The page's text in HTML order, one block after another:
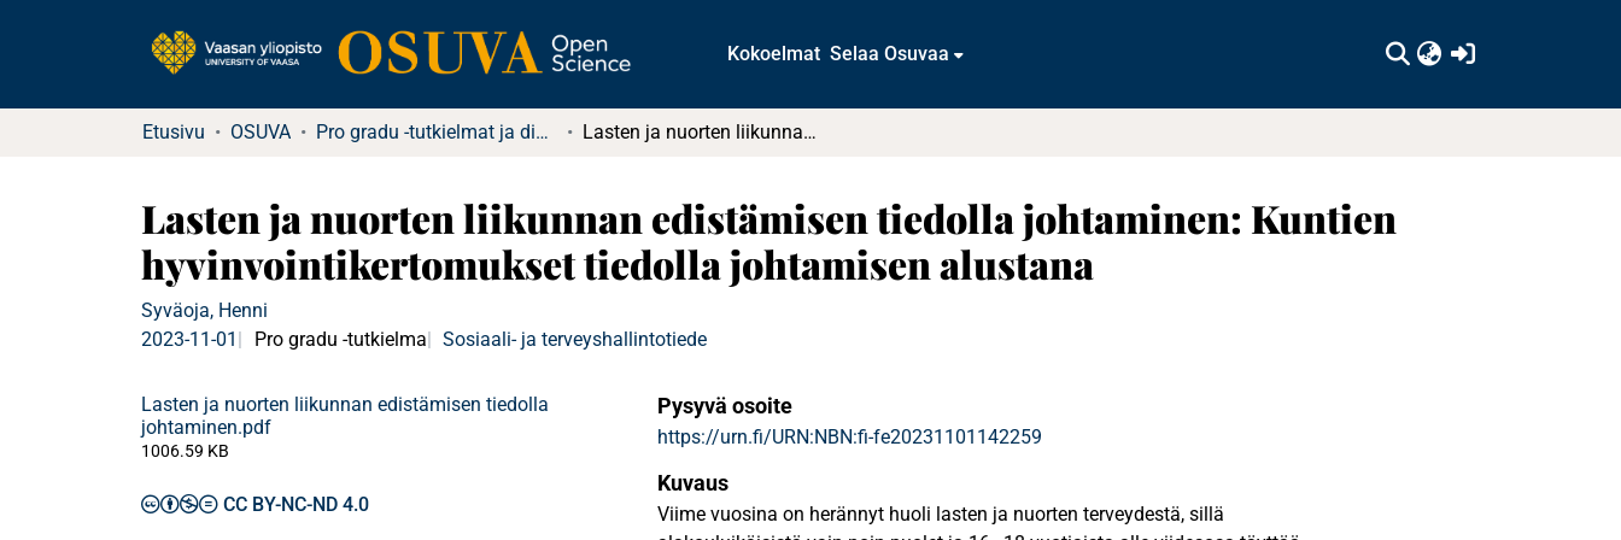
Kokoelmat Selaa Osuvaa
Etusivu OSUVA Pro gradu -tutkielmat ja diplomityöt Lasten ja nuorten liikunnan edistämisen tiedolla johtaminen: Kuntien hyvinvointikertomukset tiedolla johtamisen alustana
Lasten ja nuorten liikunnan edistämisen tiedolla johtaminen: Kuntien
hyvinvointikertomukset tiedolla johtamisen alustana
Syväoja, Henni
2023-11-01
Pro gradu -tutkielma Sosiaali- ja terveyshallintotiede
Lasten ja nuorten liikunnan edistämisen tiedolla
johtaminen.pdf
1006.59 KB
CC BY-NC-ND 4.0
Pysyvä osoite
https://urn.fi/URN:NBN:fi-fe20231101142259
Kuvaus
Viime vuosina on herännyt huoli lasten ja nuorten terveydestä, sillä